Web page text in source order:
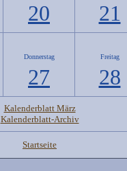
20 21
Donnerstag
27
Freitag
28
Kalenderblatt März
Kalenderblatt-Archiv
Startseite